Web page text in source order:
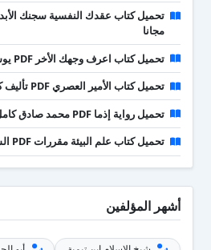
مجانا
تحميل كتاب اعرف وجهك الأخر PDF يوسف الحسني
تحميل كتاب الأمير العصري PDF تأليف كارنز لورد كامل مجانا
تحميل رواية إذما PDF محمد صادق كامل مجانا
تحميل كتاب علم البيئة مقررات PDF السعودية 1443
أشهر المؤلفين